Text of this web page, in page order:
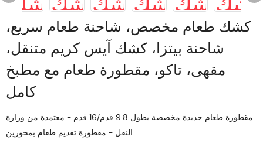
كشك طعام مخصص، شاحنة طعام سريع،
شاحنة بيتزا، كشك آيس كريم متنقل،
مقهى، تاكو، مقطورة طعام مع مطبخ
كامل
مقطورة طعام جديدة مخصصة بطول 9.8 قدم/16 قدم - معتمدة من وزارة
النقل - مقطورة تقديم طعام بمحورين